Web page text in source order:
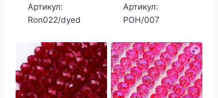
Артикул:
Ron022/dyed
Артикул:
РОН/007